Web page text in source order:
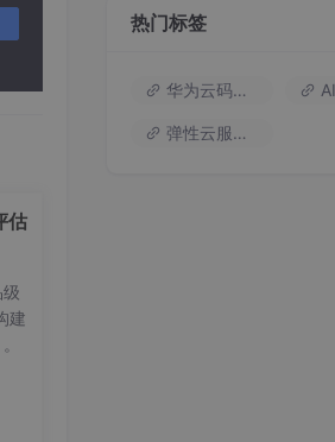
估
建
热门标签
华为云码道（Codearts）
弹性云服务器